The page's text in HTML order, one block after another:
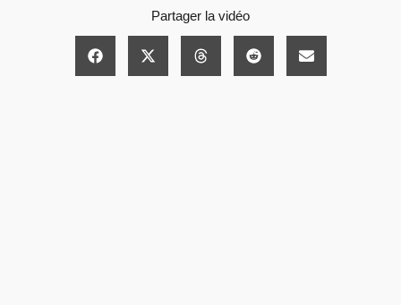
Partager la vidéo